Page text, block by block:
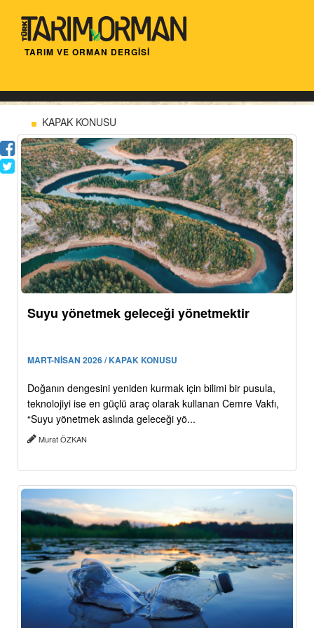
TARIM VE ORMAN DERGİSİ
KAPAK KONUSU
Suyu yönetmek geleceği yönetmektir
MART-NİSAN 2026 / KAPAK KONUSU
Doğanın dengesini yeniden kurmak için bilimi bir pusula,
teknolojiyi ise en güçlü araç olarak kullanan Cemre Vakfı,
“Suyu yönetmek aslında geleceği yö...
Murat ÖZKAN